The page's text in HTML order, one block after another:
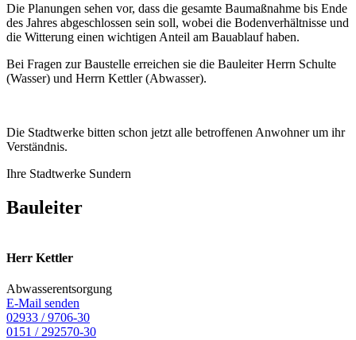
Die Planungen sehen vor, dass die gesamte Baumaßnahme bis Ende
des Jahres abgeschlossen sein soll, wobei die Bodenverhältnisse und
die Witterung einen wichtigen Anteil am Bauablauf haben.
Bei Fragen zur Baustelle erreichen sie die Bauleiter Herrn Schulte
(Wasser) und Herrn Kettler (Abwasser).
Die Stadtwerke bitten schon jetzt alle betroffenen Anwohner um ihr
Verständnis.
Ihre Stadtwerke Sundern
Bauleiter
Herr Kettler
Abwasserentsorgung
E-Mail senden
02933 / 9706-30
0151 / 292570-30